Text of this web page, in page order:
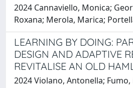
2024 Cannaviello, Monica;
Roxana; Merola, Marica;
LEARNING BY DOING:
DESIGN AND ADAPTIVE
REVITALISE AN OLD
2024 Violano, Antonella;